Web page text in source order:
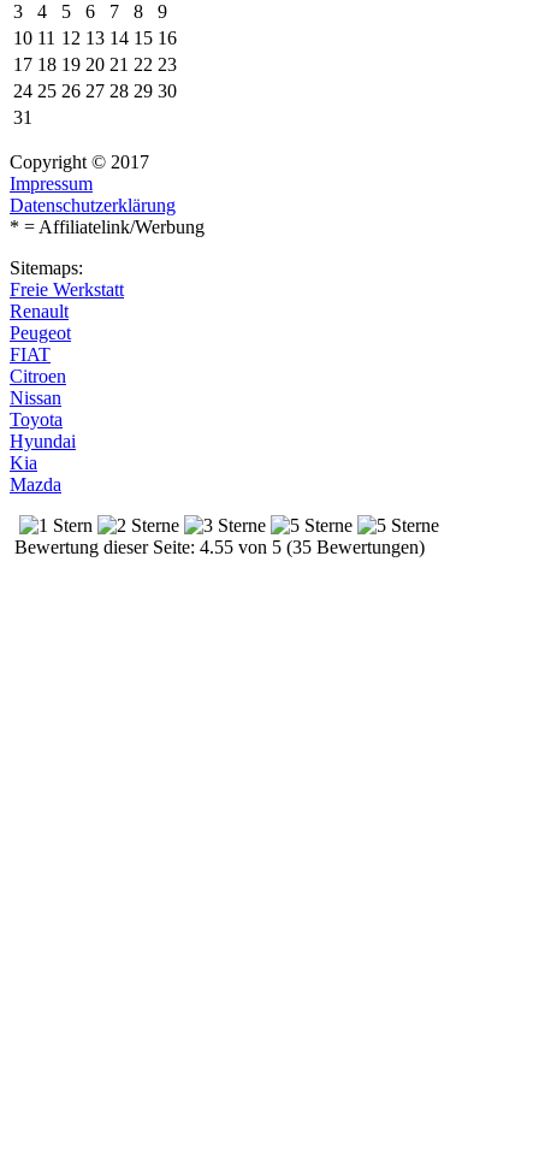
3
4 5 6 7 8
9
10 11 12 13 14 15 16
17 18 19 20 21 22 23
24 25 26 27 28 29 30
31
Copyright © 2017
Impressum
Datenschutzerklärung
* = Affiliatelink/Werbung
Sitemaps:
Freie Werkstatt
Renault
Peugeot
FIAT
Citroen
Nissan
Toyota
Hyundai
Kia
Mazda
Bewertung dieser Seite: 4.55 von 5 (35 Bewertungen)